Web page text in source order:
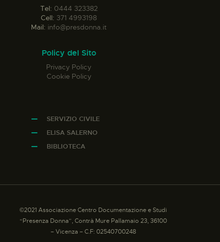
Tel: 0444 323382
Cell: 371 4993198
Mail: info@presdonna.it
Policy del Sito
Privacy Policy
Cookie Policy
SERVIZIO CIVILE
ELISA SALERNO
BIBLIOTECA
©2021 Associazione Centro Documentazione e Studi
“Presenza Donna”, Contrà Mure Pallamaio 23, 36100
– Vicenza – C.F: 02540700248